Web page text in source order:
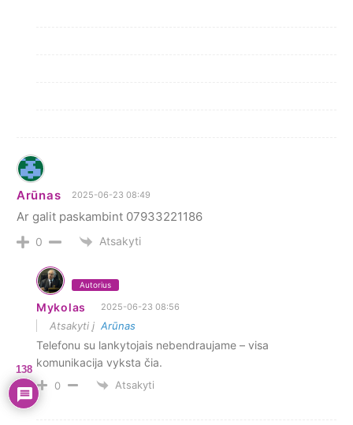
Arūnas 2025-06-23 08:49
Ar galit paskambint 07933221186
0 Atsakyti
Autorius
Mykolas 2025-06-23 08:56
Atsakyti į Arūnas
Telefonu su lankytojais nebendraujame – visa
komunikacija vyksta čia.
0 Atsakyti
138